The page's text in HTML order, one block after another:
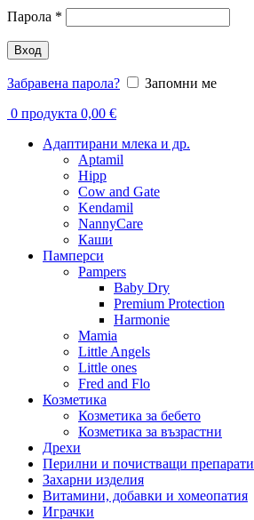
Парола *
Вход
Забравена парола?
Запомни ме
0 продукта 0,00 €
Адаптирани млека и др.
Aptamil
Hipp
Cow and Gate
Kendamil
NannyCare
Каши
Памперси
Pampers
Baby Dry
Premium Protection
Harmonie
Mamia
Little Angels
Little ones
Fred and Flo
Козметика
Козметика за бебето
Козметика за възрастни
Дрехи
Перилни и почистващи препарати
Захарни изделия
Витамини, добавки и хомеопатия
Играчки